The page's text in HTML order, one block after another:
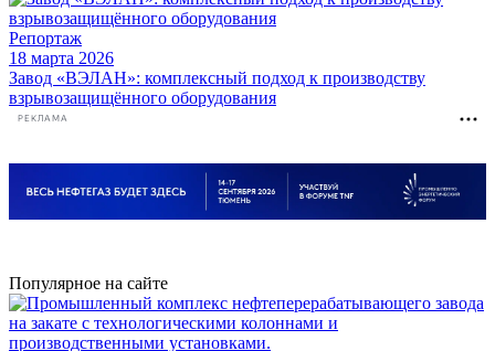
Репортаж
18 марта 2026
Завод «ВЭЛАН»: комплексный подход к производству
взрывозащищённого оборудования
РЕКЛАМА
Популярное на сайте